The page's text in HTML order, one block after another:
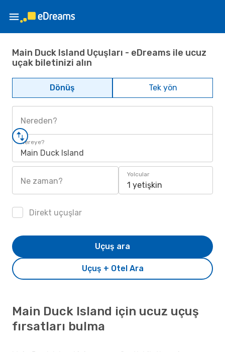
Main Duck Island Uçuşları - eDreams ile ucuz
uçak biletinizi alın
Dönüş Tek yön
Nereden?
Nereye?
Main Duck Island
Ne zaman?
Yolcular
1 yetişkin
Direkt uçuşlar
Uçuş + Otel Ara
Uçuş ara
Main Duck Island için ucuz uçuş
fırsatları bulma